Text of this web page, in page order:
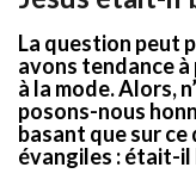
La question peut
avons tendance
à la mode. Alors,
posons-nous
basant que sur ce
évangiles : était-